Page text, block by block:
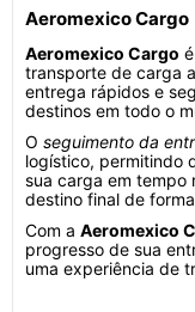
Aeromexico Cargo
Aeromexico Cargo
transporte de carga
entrega rápidos e
destinos em todo o
O seguimento da
logístico, permitindo
sua carga em tempo
destino final de
Com a Aeromexico
progresso de sua
uma experiência de